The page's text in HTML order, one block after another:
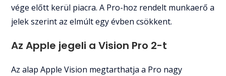
vége előtt kerül piacra. A Pro-hoz rendelt munkaerő a
jelek szerint az elmúlt egy évben csökkent.
Az Apple jegeli a Vision Pro 2-t
Az alap Apple Vision megtarthatja a Pro nagy